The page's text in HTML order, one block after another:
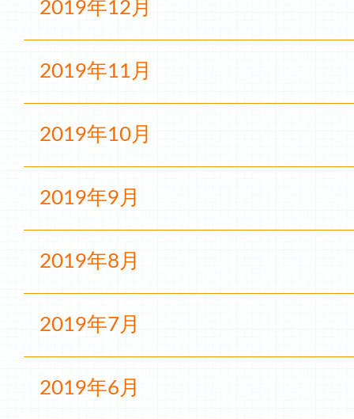
2019年12月
2019年11月
2019年10月
2019年9月
2019年8月
2019年7月
2019年6月